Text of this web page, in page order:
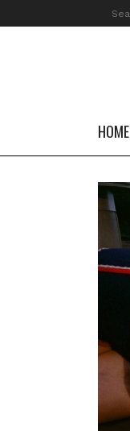
HOME